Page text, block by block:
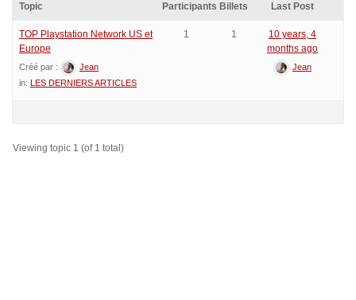
Topic Participants Billets Last Post
TOP Playstation Network US et
Europe
Créé par :
Jean
in: LES DERNIERS ARTICLES
1 1
10 years, 4
months ago
Jean
Viewing topic 1 (of 1 total)